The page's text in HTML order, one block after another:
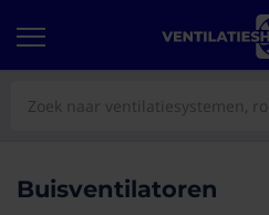
Buisventilatoren